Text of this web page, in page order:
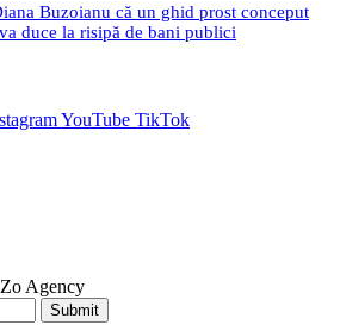
Buzoianu că un ghid prost conceput
duce la risipă de bani publici
YouTube TikTok
Agency
Submit